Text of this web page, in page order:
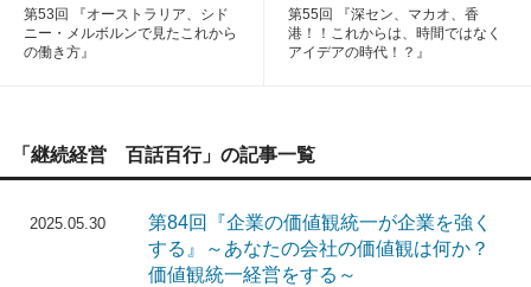
第53回 『オーストラリア、シド
ニー・メルボルンで見たこれから
の働き方』
第55回 『深セン、マカオ、香
港！！これからは、時間ではなく
アイデアの時代！？』
「継続経営 百話百行」の記事一覧
2025.05.30
第84回『企業の価値観統一が企業を強く
する』～あなたの会社の価値観は何か？
価値観統一経営をする～